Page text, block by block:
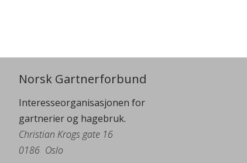
Norsk Gartnerforbund
Interesseorganisasjonen for
gartnerier og hagebruk.
Christian Krogs gate 16
0186 Oslo